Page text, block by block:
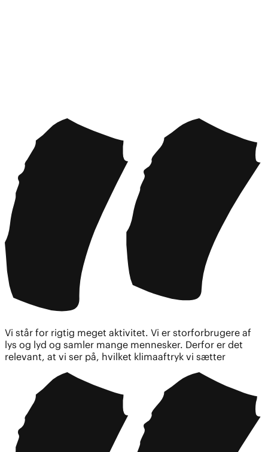
Vi står for rigtig meget aktivitet. Vi er storforbrugere af
lys og lyd og samler mange mennesker. Derfor er det
relevant, at vi ser på, hvilket klimaaftryk vi sætter